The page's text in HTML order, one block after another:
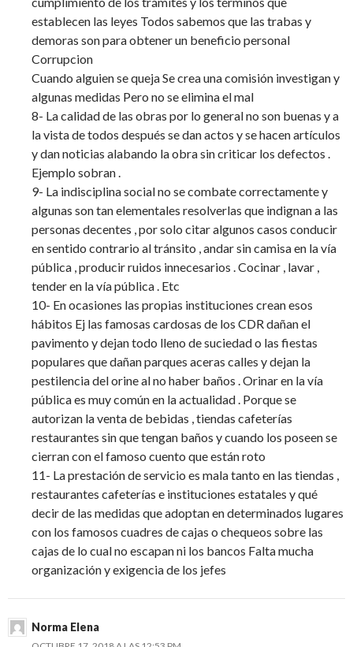
establecen las leyes Todos sabemos que las trabas y
demoras son para obtener un beneficio personal
Corrupcion
Cuando alguien se queja Se crea una comisión investigan y
algunas medidas Pero no se elimina el mal
8- La calidad de las obras por lo general no son buenas y a
la vista de todos después se dan actos y se hacen artículos
y dan noticias alabando la obra sin criticar los defectos .
Ejemplo sobran .
9- La indisciplina social no se combate correctamente y
algunas son tan elementales resolverlas que indignan a las
personas decentes , por solo citar algunos casos conducir
en sentido contrario al tránsito , andar sin camisa en la vía
pública , producir ruidos innecesarios . Cocinar , lavar ,
tender en la vía pública . Etc
10- En ocasiones las propias instituciones crean esos
hábitos Ej las famosas cardosas de los CDR dañan el
pavimento y dejan todo lleno de suciedad o las fiestas
populares que dañan parques aceras calles y dejan la
pestilencia del orine al no haber baños . Orinar en la vía
pública es muy común en la actualidad . Porque se
autorizan la venta de bebidas , tiendas cafeterías
restaurantes sin que tengan baños y cuando los poseen se
cierran con el famoso cuento que están roto
11- La prestación de servicio es mala tanto en las tiendas ,
restaurantes cafeterías e instituciones estatales y qué
decir de las medidas que adoptan en determinados lugares
con los famosos cuadres de cajas o chequeos sobre las
cajas de lo cual no escapan ni los bancos Falta mucha
organización y exigencia de los jefes
Norma Elena